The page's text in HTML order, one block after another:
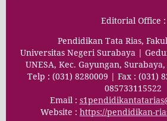
Editorial Office :
Pendidikan Tata Rias,
Universitas Negeri Surabaya |
UNESA, Kec. Gayungan,
Telp : (031) 8280009 | Fax : (031)
085733115522
Email :
Website : https://pendidikan-